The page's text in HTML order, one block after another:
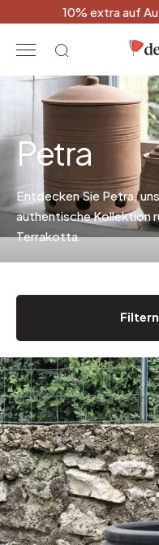
10% extra auf
Petra
Entdecken Sie Petra,
authentische Kollektion
Terrakotta.